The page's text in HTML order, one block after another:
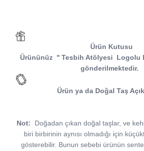
Ürün Kutusu
Ürününüz '' Tesbih Atölyesi Logolu
gönderilmektedir.
Ürün ya da Doğal Taş
Not:
Doğadan çıkan doğal taşlar, ve
biri birbirinin aynısı olmadığı için
gösterebilir. Bunun sebebi ürünün